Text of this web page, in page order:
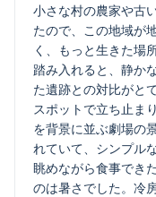
小さな村の農家や古
たので、この地域が
く、もっと生きた場
踏み入れると、静か
た遺跡との対比がと
スポットで立ち止ま
を背景に並ぶ劇場の
れていて、シンプル
眺めながら食事でき
のは暑さでした。冷